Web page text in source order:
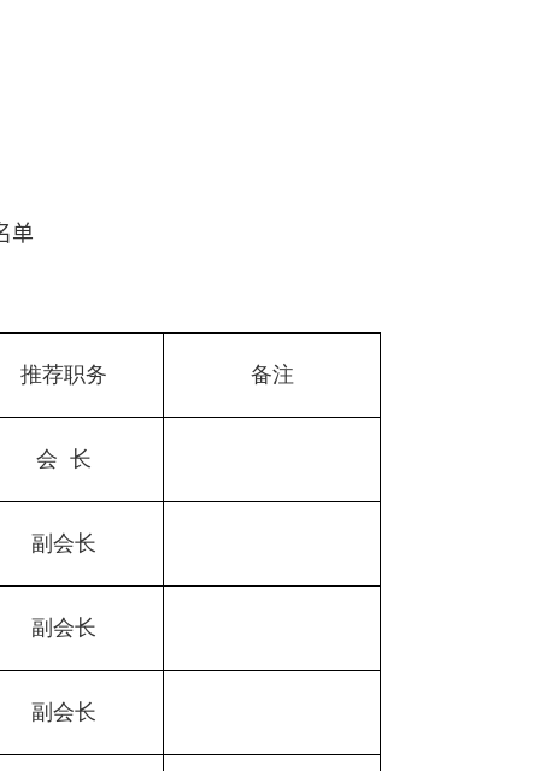
单
推荐职务 备注
会 长
副会长
副会长
副会长